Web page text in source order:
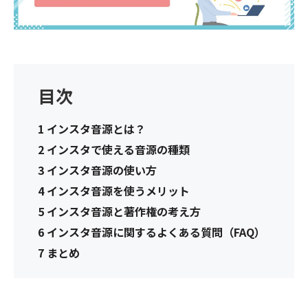
目次
1 インスタ音源とは？
2 インスタで使える音源の種類
3 インスタ音源の使い方
4インスタ音源を使うメリット
5 インスタ音源と著作権の考え方
6 インスタ音源に関するよくある質問（FAQ）
7 まとめ